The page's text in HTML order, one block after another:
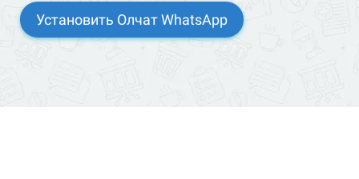
Установить Олчат WhatsApp